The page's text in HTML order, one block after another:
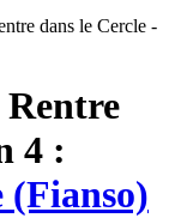
dans le Cercle -
Rentre
4 :
(Fianso)